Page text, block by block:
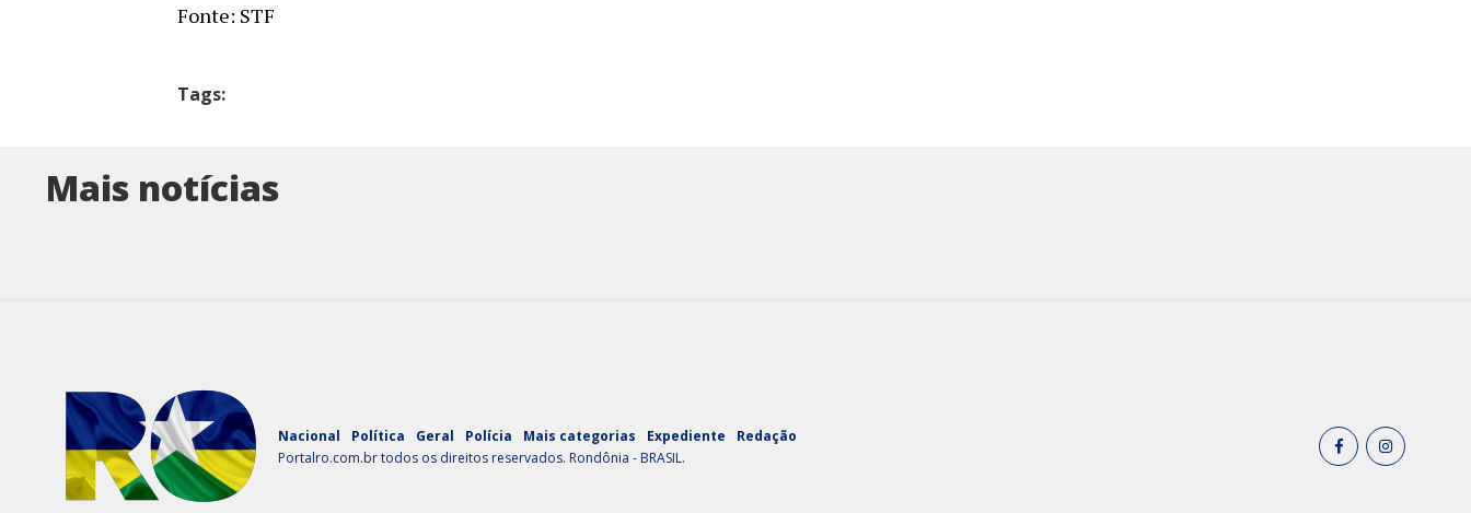
Fonte: STF
Tags:
Mais notícias
Nacional Política Geral Polícia Mais categorias Expediente
Redação
Portalro.com.br todos os direitos reservados. Rondônia - BRASIL.